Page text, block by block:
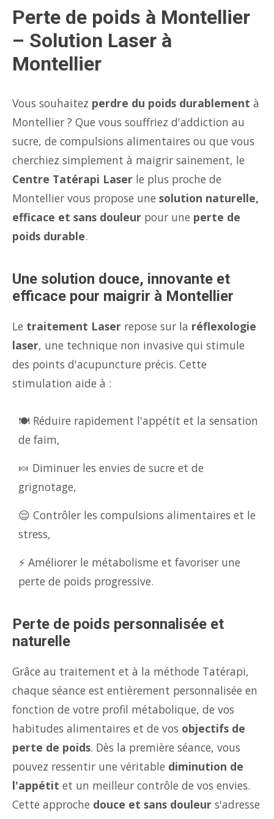
Perte de poids à Montellier
– Solution Laser à
Montellier
Vous souhaitez perdre du poids durablement à
Montellier ? Que vous souffriez d'addiction au
sucre, de compulsions alimentaires ou que vous
cherchiez simplement à maigrir sainement, le
Centre Tatérapi Laser le plus proche de
Montellier vous propose une solution naturelle,
efficace et sans douleur pour une perte de
poids durable.
Une solution douce, innovante et
efficace pour maigrir à Montellier
Le traitement Laser repose sur la réflexologie
laser, une technique non invasive qui stimule
des points d'acupuncture précis. Cette
stimulation aide à :
🍽️ Réduire rapidement l'appétit et la sensation
de faim,
🍬 Diminuer les envies de sucre et de
grignotage,
😌 Contrôler les compulsions alimentaires et le
stress,
⚡ Améliorer le métabolisme et favoriser une
perte de poids progressive.
Perte de poids personnalisée et
naturelle
Grâce au traitement et à la méthode Tatérapi,
chaque séance est entièrement personnalisée en
fonction de votre profil métabolique, de vos
habitudes alimentaires et de vos objectifs de
perte de poids. Dès la première séance, vous
pouvez ressentir une véritable diminution de
l'appétit et un meilleur contrôle de vos envies.
Cette approche douce et sans douleur s'adresse